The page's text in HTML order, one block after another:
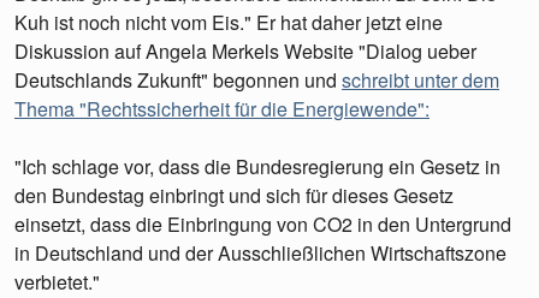
Kuh ist noch nicht vom Eis." Er hat daher jetzt eine
Diskussion auf Angela Merkels Website "Dialog ueber
Deutschlands Zukunft" begonnen und schreibt unter dem
Thema "Rechtssicherheit für die Energiewende":
"Ich schlage vor, dass die Bundesregierung ein Gesetz in
den Bundestag einbringt und sich für dieses Gesetz
einsetzt, dass die Einbringung von CO2 in den Untergrund
in Deutschland und der Ausschließlichen Wirtschaftszone
verbietet."